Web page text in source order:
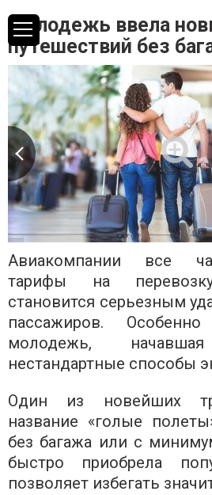
Молодежь ввела
путешествий без
Авиакомпании все
тарифы на
становится серьезным
пассажиров.
молодежь,
нестандартные способы
Один из новейших
название «голые
без багажа или с
быстро приобрела
позволяет избегать